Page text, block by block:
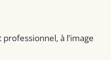
à l’image